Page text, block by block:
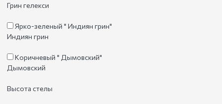
Грин гелекси
Ярко-зеленый " Индиян грин"
Индиян грин
Коричневый " Дымовский"
Дымовский
Высота стелы